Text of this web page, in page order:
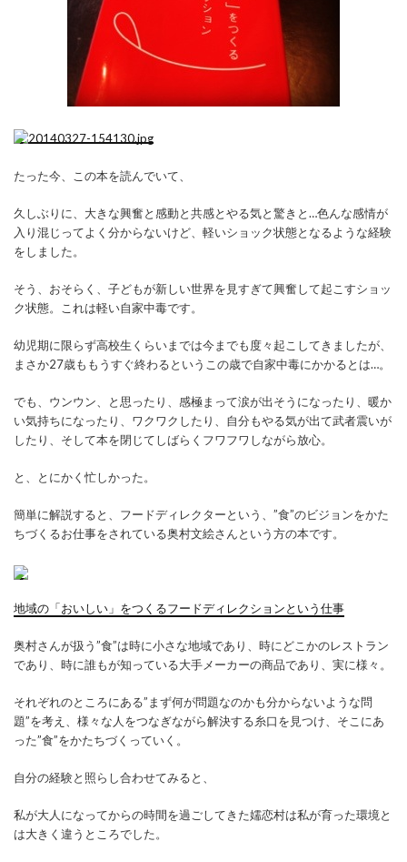
たった今、この本を読んでいて、
久しぶりに、大きな興奮と感動と共感とやる気と驚きと…色んな感情が
入り混じってよく分からないけど、軽いショック状態となるような経験
をしました。
そう、おそらく、子どもが新しい世界を見すぎて興奮して起こすショッ
ク状態。これは軽い自家中毒です。
幼児期に限らず高校生くらいまでは今までも度々起こしてきましたが、
まさか27歳ももうすぐ終わるというこの歳で自家中毒にかかるとは…。
でも、ウンウン、と思ったり、感極まって涙が出そうになったり、暖か
い気持ちになったり、ワクワクしたり、自分もやる気が出て武者震いが
したり、そして本を閉じてしばらくフワフワしながら放心。
と、とにかく忙しかった。
簡単に解説すると、フードディレクターという、”食”のビジョンをかた
ちづくるお仕事をされている奥村文絵さんという方の本です。
地域の「おいしい」をつくるフードディレクションという仕事
奥村さんが扱う”食”は時に小さな地域であり、時にどこかのレストラン
であり、時に誰もが知っている大手メーカーの商品であり、実に様々。
それぞれのところにある”まず何が問題なのかも分からないような問
題”を考え、様々な人をつなぎながら解決する糸口を見つけ、そこにあ
った”食”をかたちづくっていく。
自分の経験と照らし合わせてみると、
私が大人になってからの時間を過ごしてきた嬬恋村は私が育った環境と
は大きく違うところでした。